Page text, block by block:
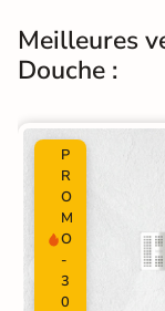
Origine
Catégories
Meilleures
Douche :
P
R
O
M
O
-
3
0